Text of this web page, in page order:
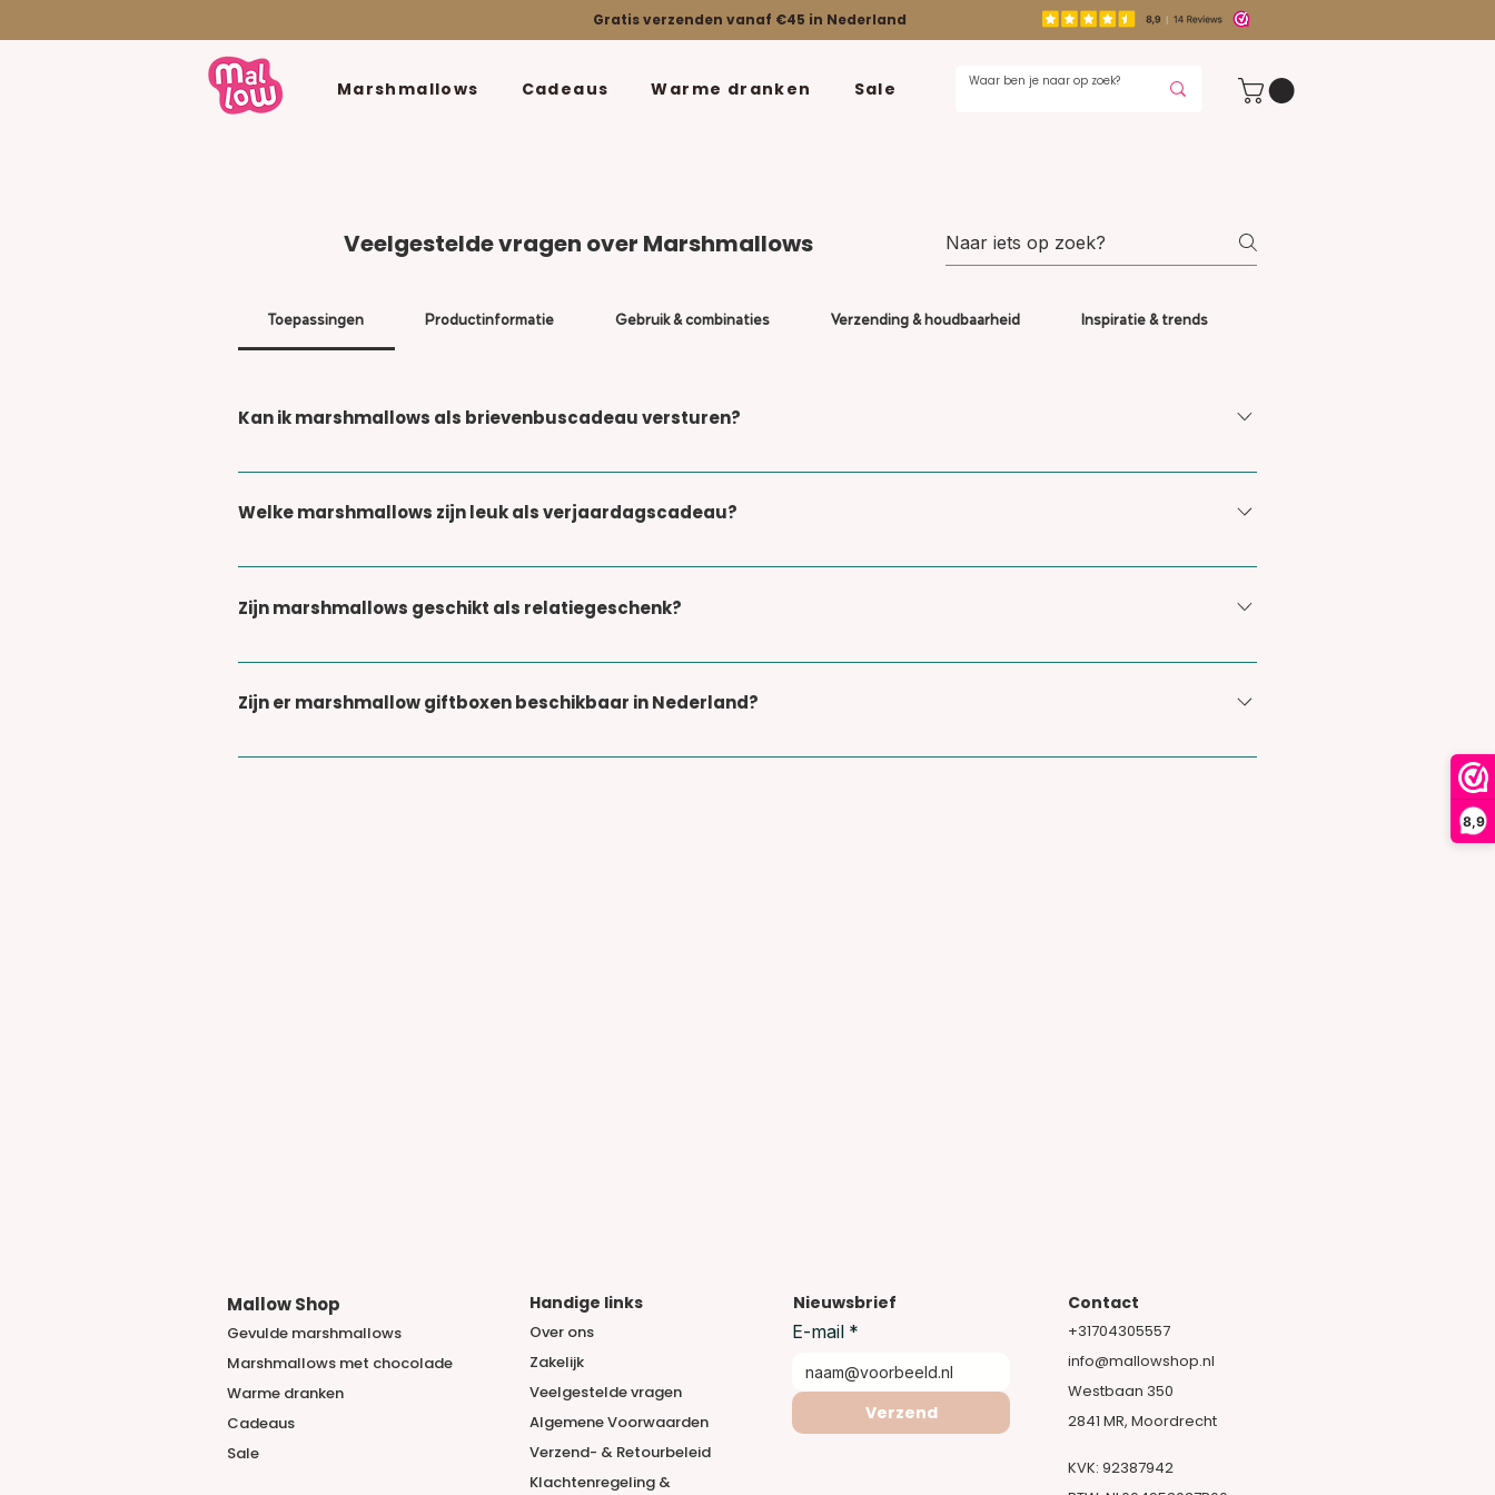
8,9
Gratis verzenden vanaf €45 in Nederland
Marshmallows Cadeaus Warme dranken Sale
Veelgestelde vragen over Marshmallows
Toepassingen Productinformatie Gebruik & combinaties Verzending & houdbaarheid Inspiratie & trends
Kan ik marshmallows als brievenbuscadeau versturen?
Ja, onze marshmallows passen in stevige brievenbus- of pakketdozen. Je kunt ze rechtstreeks naar de ontvanger
Welke marshmallows zijn leuk als verjaardagscadeau?
Populaire keuzes zijn giftboxen van The Mallows, luxe varianten van Barú en de handgemaakte marshmallows van
Zijn marshmallows geschikt als relatiegeschenk?
Ja, luxe marshmallows zijn een origineel en stijlvol alternatief voor wijn of chocolade.
Zijn er marshmallow giftboxen beschikbaar in Nederland?
Ja, we bieden samengestelde giftboxen met verschillende smaken en merken.
Mallow Shop
Gevulde marshmallows
Marshmallows met chocolade
​Warme dranken
Cadeaus
Sale
Handige links Nieuwsbrief
Over ons
Zakelijk
Veelgestelde vragen
Algemene Voorwaarden
Verzend- & Retourbeleid
Klachtenregeling &
E-mail *
Verzend
Contact
+31704305557​
info@mallowshop.nl
Westbaan 350
2841 MR, Moordrecht​
KVK: 92387942